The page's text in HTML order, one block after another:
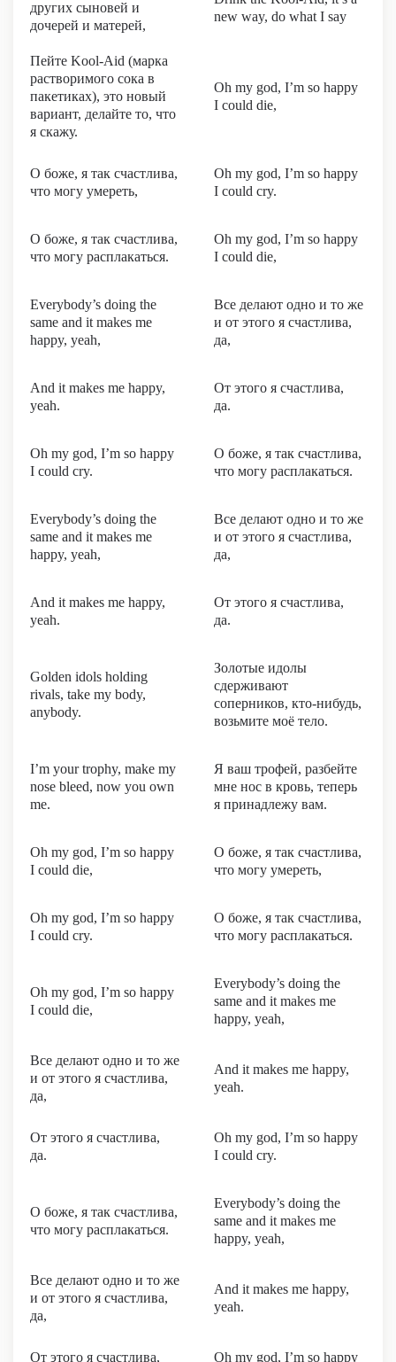
других сыновей и
дочерей и матерей,
new way, do what I say
Пейте Kool-Aid (марка
растворимого сока в
пакетиках), это новый
вариант, делайте то, что
я скажу.
Oh my god, I’m so happy
I could die,
О боже, я так счастлива,
что могу умереть,
Oh my god, I’m so happy
I could cry.
О боже, я так счастлива,
что могу расплакаться.
Oh my god, I’m so happy
I could die,
Everybody’s doing the
same and it makes me
happy, yeah,
Все делают одно и то же
и от этого я счастлива,
да,
And it makes me happy,
yeah.
От этого я счастлива,
да.
Oh my god, I’m so happy
I could cry.
О боже, я так счастлива,
что могу расплакаться.
Everybody’s doing the
same and it makes me
happy, yeah,
Все делают одно и то же
и от этого я счастлива,
да,
And it makes me happy,
yeah.
От этого я счастлива,
да.
Golden idols holding
rivals, take my body,
anybody.
Золотые идолы
сдерживают
соперников, кто-нибудь,
возьмите моё тело.
I’m your trophy, make my
nose bleed, now you own
me.
Я ваш трофей, разбейте
мне нос в кровь, теперь
я принадлежу вам.
Oh my god, I’m so happy
I could die,
О боже, я так счастлива,
что могу умереть,
Oh my god, I’m so happy
I could cry.
О боже, я так счастлива,
что могу расплакаться.
Oh my god, I’m so happy
I could die,
Everybody’s doing the
same and it makes me
happy, yeah,
Все делают одно и то же
и от этого я счастлива,
да,
And it makes me happy,
yeah.
От этого я счастлива,
да.
Oh my god, I’m so happy
I could cry.
О боже, я так счастлива,
что могу расплакаться.
Everybody’s doing the
same and it makes me
happy, yeah,
Все делают одно и то же
и от этого я счастлива,
да,
And it makes me happy,
yeah.
От этого я счастлива, Oh my god, I’m so happy